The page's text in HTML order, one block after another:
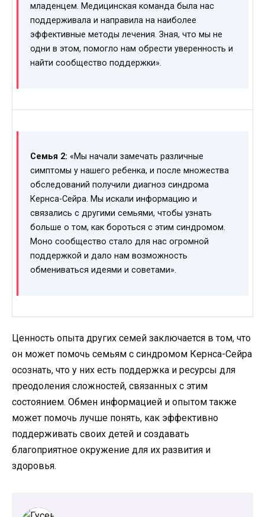
младенцем. Медицинская команда была нас
поддерживала и направила на наиболее
эффективные методы лечения. Зная, что мы не
одни в этом, помогло нам обрести уверенность и
найти сообщество поддержки».
Семья 2: «Мы начали замечать различные
симптомы у нашего ребенка, и после множества
обследований получили диагноз синдрома
Кернса-Сейра. Мы искали информацию и
связались с другими семьями, чтобы узнать
больше о том, как бороться с этим синдромом.
Моно сообщество стало для нас огромной
поддержкой и дало нам возможность
обмениваться идеями и советами».
Ценность опыта других семей заключается в том, что
он может помочь семьям с синдромом Кернса-Сейра
осознать, что у них есть поддержка и ресурсы для
преодоления сложностей, связанных с этим
состоянием. Обмен информацией и опытом также
может помочь лучше понять, как эффективно
поддерживать своих детей и создавать
благоприятное окружение для их развития и
здоровья.